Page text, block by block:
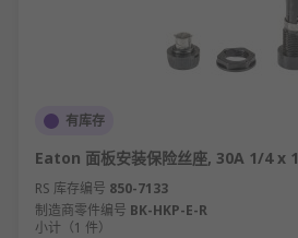
有库存
Eaton 面板安装保险丝座, 30A 1/4 x
RS 库存编号 850-7133
制造商零件编号 BK-HKP-E-R
小计（1 件）